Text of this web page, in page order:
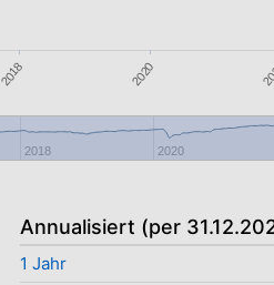
2018 2020
2018 2020
Annualisiert (per
1 Jahr